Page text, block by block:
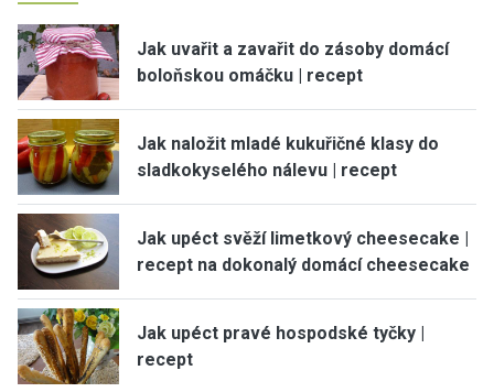
Jak uvařit a zavařit do zásoby domácí
boloňskou omáčku | recept
Jak naložit mladé kukuřičné klasy do
sladkokyselého nálevu | recept
Jak upéct svěží limetkový cheesecake |
recept na dokonalý domácí cheesecake
Jak upéct pravé hospodské tyčky |
recept